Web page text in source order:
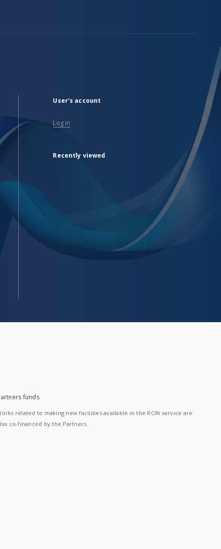
User's account
Log in
Recently viewed
funds
related to making new facilities available in the RCIN service are
co-financed by the Partners.